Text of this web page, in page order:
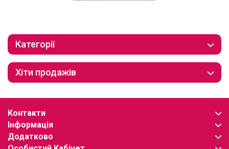
Категорії
Хіти продажів
Контакти
Інформація
Додатково